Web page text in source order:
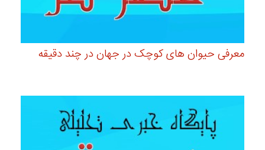
معرفی حیوان های کوچک در جهان در چند دقیقه